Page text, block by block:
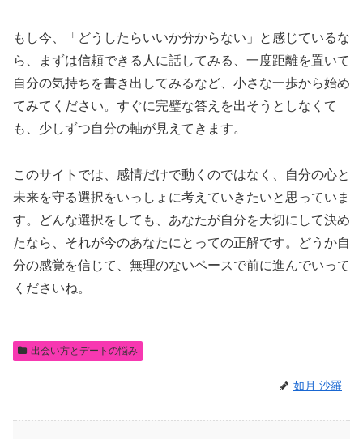
もし今、「どうしたらいいか分からない」と感じているな
ら、まずは信頼できる人に話してみる、一度距離を置いて
自分の気持ちを書き出してみるなど、小さな一歩から始め
てみてください。すぐに完璧な答えを出そうとしなくて
も、少しずつ自分の軸が見えてきます。
このサイトでは、感情だけで動くのではなく、自分の心と
未来を守る選択をいっしょに考えていきたいと思っていま
す。どんな選択をしても、あなたが自分を大切にして決め
たなら、それが今のあなたにとっての正解です。どうか自
分の感覚を信じて、無理のないペースで前に進んでいって
くださいね。
出会い方とデートの悩み
如月 沙羅